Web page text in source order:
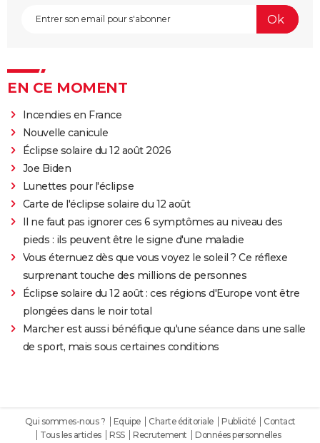
EN CE MOMENT
Incendies en France
Nouvelle canicule
Éclipse solaire du 12 août 2026
Joe Biden
Lunettes pour l'éclipse
Carte de l'éclipse solaire du 12 août
Il ne faut pas ignorer ces 6 symptômes au niveau des
pieds : ils peuvent être le signe d'une maladie
Vous éternuez dès que vous voyez le soleil ? Ce réflexe
surprenant touche des millions de personnes
Éclipse solaire du 12 août : ces régions d'Europe vont être
plongées dans le noir total
Marcher est aussi bénéfique qu'une séance dans une salle
de sport, mais sous certaines conditions
Qui sommes-nous ? Equipe Charte éditoriale Publicité
Contact
Tous les articles
RSS Recrutement Données personnelles